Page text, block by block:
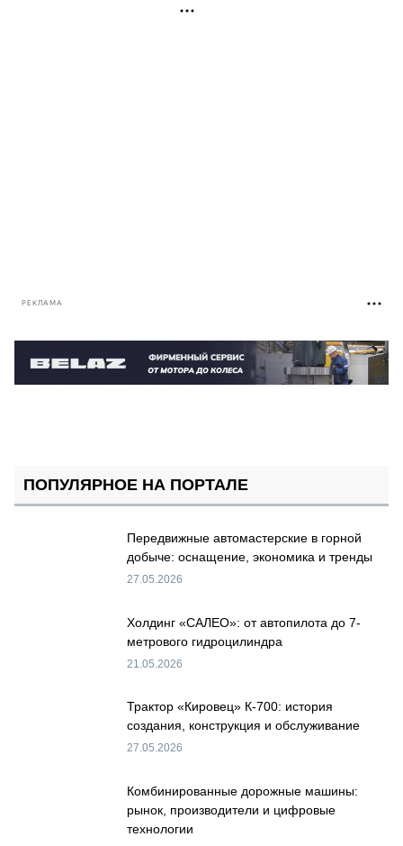
РЕКЛАМА
ПОПУЛЯРНОЕ НА ПОРТАЛЕ
Передвижные автомастерские в горной
добыче: оснащение, экономика и тренды
27.05.2026
Холдинг «САЛЕО»: от автопилота до 7-
метрового гидроцилиндра
21.05.2026
Трактор «Кировец» К-700: история
создания, конструкция и обслуживание
27.05.2026
Комбинированные дорожные машины:
рынок, производители и цифровые
технологии